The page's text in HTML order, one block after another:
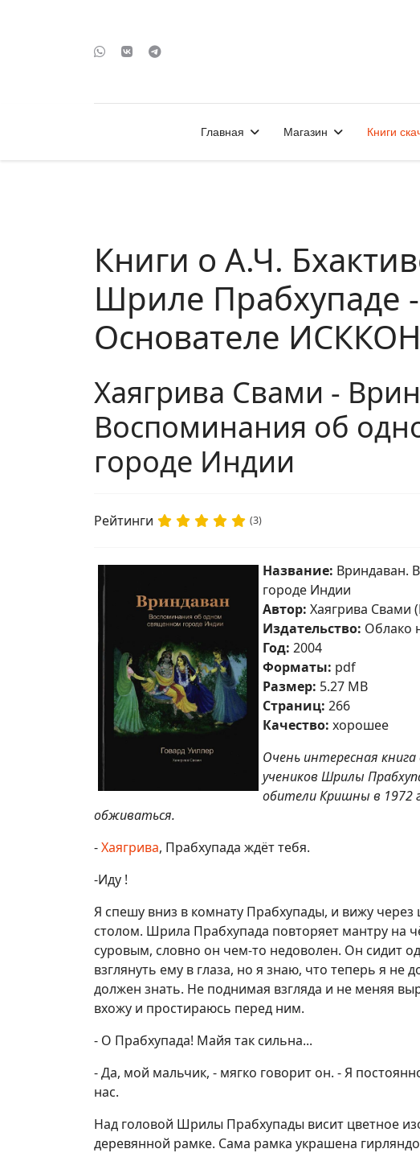
Главная Магазин Книги
Книги о А.Ч.
Шриле Прабхупаде
Основателе ИСККОН
Хаягрива Свами -
Воспоминания об
городе Индии
Рейтинги (3)
Название: Вриндаван.
городе Индии
Автор: Хаягрива Свами
Издательство: Облако
Год: 2004
Форматы: pdf
Размер: 5.27 MB
Страниц: 266
Качество: хорошее
Очень интересная
учеников Шрилы
обители Кришны в 1972
обживаться.
-Хаягрива, Прабхупада ждёт тебя.
-Иду !
Я спешу вниз в комнату Прабхупады, и вижу через
столом. Шрила Прабхупада повторяет мантру на
суровым, словно он чем-то недоволен. Он сидит
взглянуть ему в глаза, но я знаю, что теперь я не
должен знать. Не поднимая взгляда и не меняя
вхожу и простираюсь перед ним.
- О Прабхупада! Майя так сильна...
- Да, мой мальчик, - мягко говорит он. - Я
нас.
Над головой Шрилы Прабхупады висит цветное
деревянной рамке. Сама рамка украшена